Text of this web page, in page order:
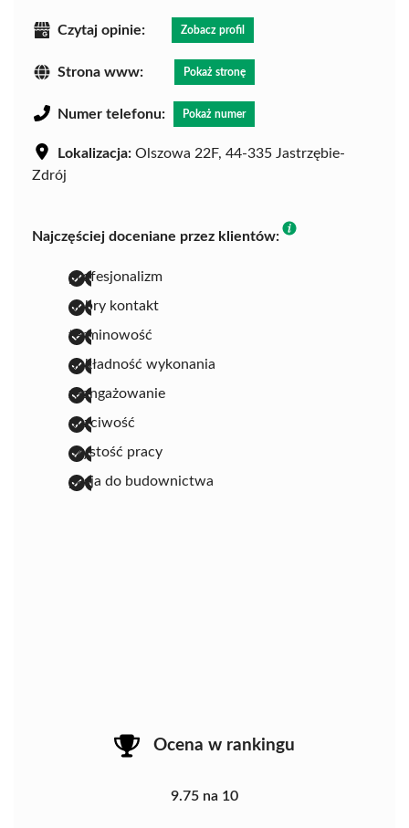
Czytaj opinie: Zobacz profil
Strona www: Pokaż stronę
Numer telefonu: Pokaż numer
Lokalizacja: Olszowa 22F, 44-335 Jastrzębie-
Zdrój
Najczęściej doceniane przez klientów:
profesjonalizm
dobry kontakt
terminowość
dokładność wykonania
zaangażowanie
uczciwość
czystość pracy
pasja do budownictwa
Ocena w rankingu
9.75 na 10